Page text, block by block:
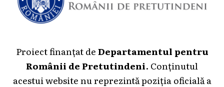
Proiect finanțat deDepartamentul pentru
Românii de Pretutindeni. Conținutul
acestui website nu reprezintă poziția oficială a